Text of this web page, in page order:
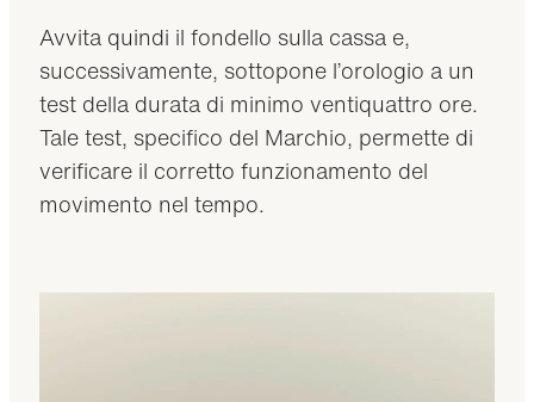
Avvita quindi il fondello sulla cassa e,
successivamente, sottopone l’orologio a un
test della durata di minimo ventiquattro ore.
Tale test, specifico del Marchio, permette di
verificare il corretto funzionamento del
movimento nel tempo.